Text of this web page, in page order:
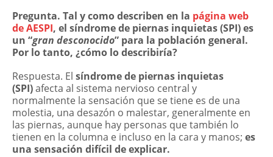
Pregunta. Tal y como describen en la página web
de AESPI, el síndrome de piernas inquietas (SPI) es
un “gran desconocido” para la población general.
Por lo tanto, ¿cómo lo describiría?
Respuesta. El síndrome de piernas inquietas
(SPI)afecta al sistema nervioso central y
normalmente la sensación que se tiene es de una
molestia, una desazón o malestar, generalmente en
las piernas, aunque hay personas que también lo
tienen en la columna e incluso en la cara y manos; es
una sensación difícil de explicar.